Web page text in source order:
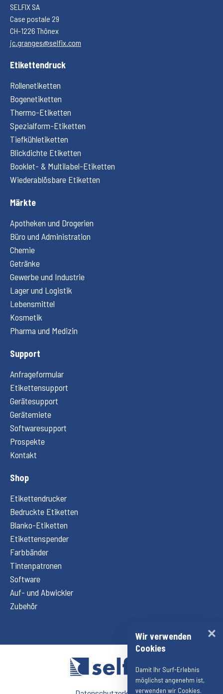
SELFIX SA
Case postale 29
CH-1226 Thônex
jc.granges@selfix.com
Etikettendruck
Rollenetiketten
Bogenetiketten
Thermo-Etiketten
Spezialform-Etiketten
Tiefkühletiketten
Blickdichte Etiketten
Booklet- & Multilabel-Etiketten
Wiederablösbare Etiketten
Märkte
Apotheken und Drogerien
Büro und Administration
Chemie
Getränke
Gewerbe und Industrie
Lager und Logistik
Lebensmittel
Kosmetik
Pharma und Medizin
Support
Anfrageformular
Etikettensupport
Gerätesupport
Gerätemiete
Softwaresupport
Prospekte
Kontakt
Shop
Etikettendrucker
Bedruckte Etiketten
Blanko-Etiketten
Etikettenspender
Farbbänder
Tintenpatronen
Software
Auf- und Abwickler
Zubehör
Wir verwenden
Cookies
Damit Ihr Surf-Erlebnis
möglichst angenehm ist,
verwenden wir Cookies.